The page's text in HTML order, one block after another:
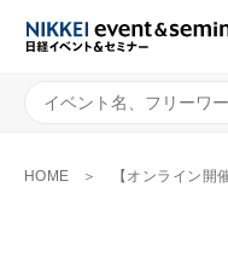
HOME 【オンライン開催